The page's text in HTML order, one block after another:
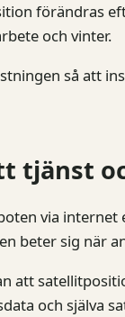
förändras
och vinter.
så att
tjänst
via
beter sig när
att
och själva